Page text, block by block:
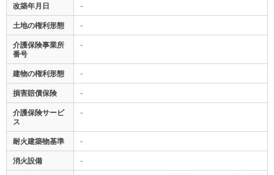
改築年月日 -
土地の権利形態 -
介護保険事業所
番号
-
建物の権利形態 -
損害賠償保険 -
介護保険サービ
ス
-
耐火建築物基準 -
消火設備 -